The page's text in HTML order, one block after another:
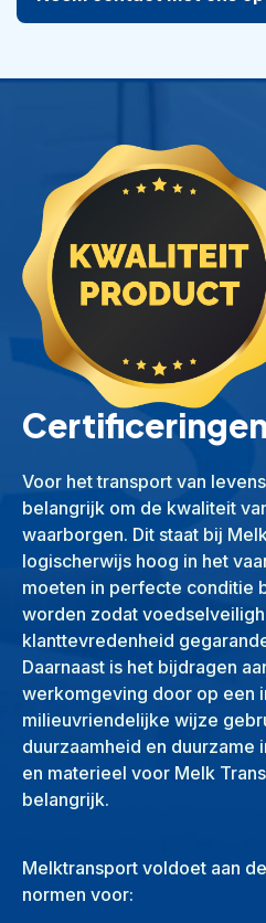
Certificeringen
Voor het transport van
belangrijk om de kwaliteit
waarborgen. Dit staat bij
logischerwijs hoog in het
moeten in perfecte conditie
worden zodat
klanttevredenheid
Daarnaast is het bijdragen
werkomgeving door op een
milieuvriendelijke wijze
duurzaamheid en duurzame
en materieel voor Melk
belangrijk.
Melktransport voldoet aan
normen voor: